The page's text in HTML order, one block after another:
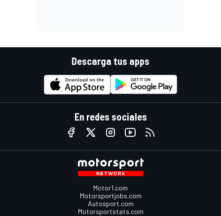
Descarga tus apps
En redes sociales
Motor1.com
Motorsportjobs.com
Autosport.com
Motorsportstats.com